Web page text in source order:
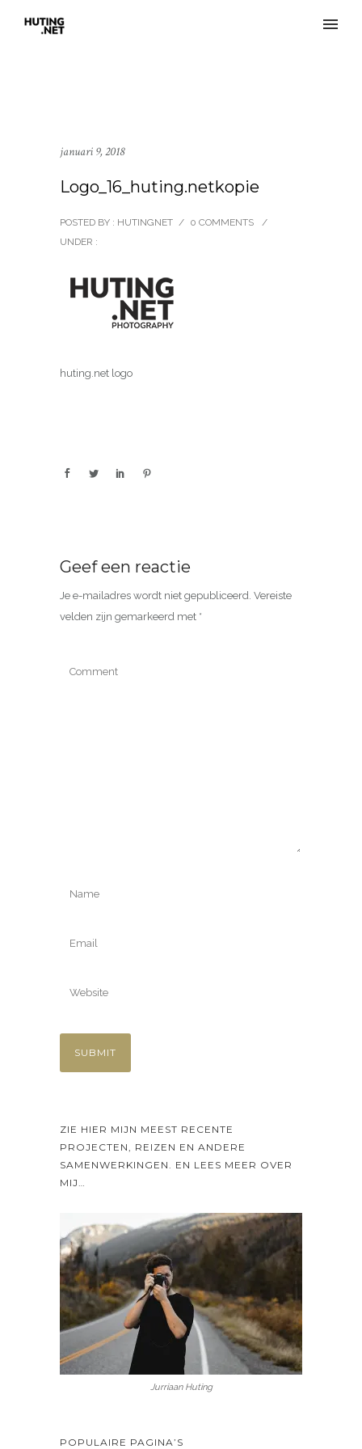
januari 9, 2018
Logo_16_huting.netkopie
POSTED BY : HUTINGNET / 0 COMMENTS
/
UNDER :
huting.net logo
Geef een reactie
Je e-mailadres wordt niet gepubliceerd. Vereiste
velden zijn gemarkeerd met *
ZIE HIER MIJN MEEST RECENTE
PROJECTEN, REIZEN EN ANDERE
SAMENWERKINGEN. EN LEES MEER OVER
MIJ…
Jurriaan Huting
POPULAIRE PAGINA’S